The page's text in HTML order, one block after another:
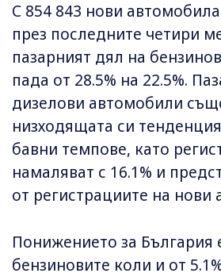
С 854 843 нови
през последните четири
пазарният дял на
пада от 28.5% на 22.5%.
дизелови автомобили
низходящата си
бавни темпове, като
намаляват с 16.1% и
от регистрациите на нови
Понижението за България
бензиновите коли и от